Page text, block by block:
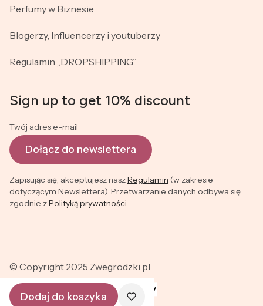
Perfumy w Biznesie
Blogerzy, Influencerzy i youtuberzy
Regulamin „DROPSHIPPING”
Sign up to get 10% discount
Twój adres e-mail
Dołącz do newslettera
Zapisując się, akceptujesz naszRegulamin (w zakresie
dotyczącym Newslettera). Przetwarzanie danych odbywa się
zgodnie zPolityką prywatności
© Copyright 2025 Zwegrodzki.pl
Dodaj do koszyka